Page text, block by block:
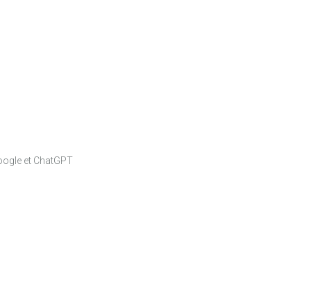
et ChatGPT